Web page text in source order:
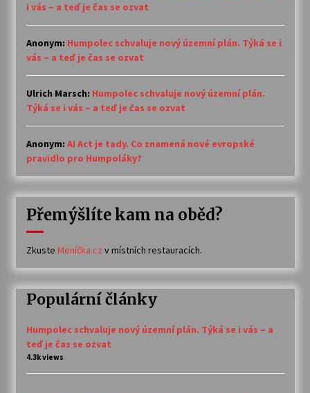
i vás – a teď je čas se ozvat
Anonym: Humpolec schvaluje nový územní plán. Týká se i
vás – a teď je čas se ozvat
Ulrich Marsch: Humpolec schvaluje nový územní plán.
Týká se i vás – a teď je čas se ozvat
Anonym: AI Act je tady. Co znamená nové evropské
pravidlo pro Humpoláky?
Přemýšlíte kam na oběd?
Zkuste Meníčka.cz v místních restauracích.
Populární články
Humpolec schvaluje nový územní plán. Týká se i vás – a
teď je čas se ozvat
4.3k views